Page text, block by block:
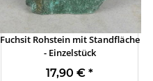
Fuchsit Rohstein mit Standfläche
- Einzelstück
17,90 € *